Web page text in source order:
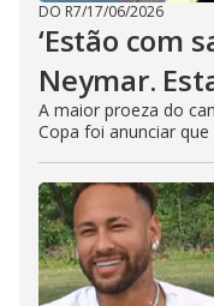
DO R7/17/06/2026
‘Estão com
Neymar.
A maior proeza do
Copa foi anunciar